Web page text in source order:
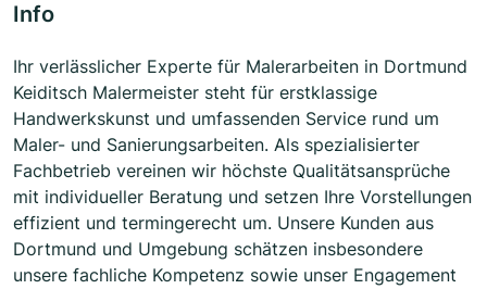
Info
Ihr verlässlicher Experte für Malerarbeiten in Dortmund
Keiditsch Malermeister steht für erstklassige
Handwerkskunst und umfassenden Service rund um
Maler- und Sanierungsarbeiten. Als spezialisierter
Fachbetrieb vereinen wir höchste Qualitätsansprüche
mit individueller Beratung und setzen Ihre Vorstellungen
effizient und termingerecht um. Unsere Kunden aus
Dortmund und Umgebung schätzen insbesondere
unsere fachliche Kompetenz sowie unser Engagement